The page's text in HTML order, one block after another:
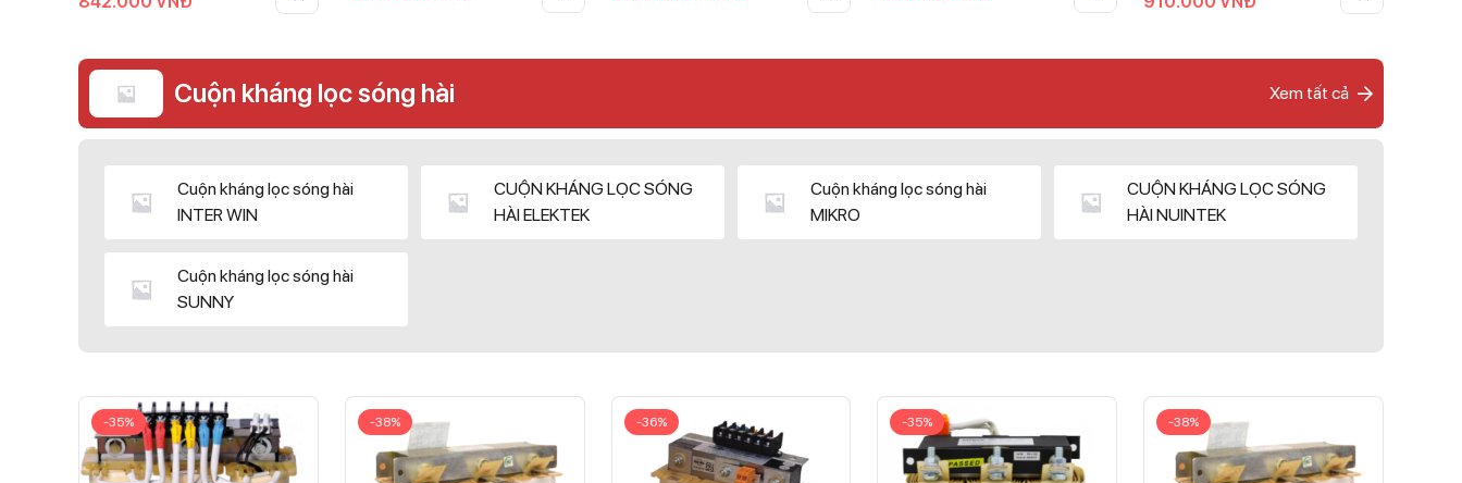
Cuộn kháng lọc sóng hài Xem tất cả
Cuộn kháng lọc sóng hài
INTER WIN
CUỘN KHÁNG LỌC SÓNG
HÀI ELEKTEK
Cuộn kháng lọc sóng hài
MIKRO
CUỘN KHÁNG LỌC SÓNG
HÀI NUINTEK
Cuộn kháng lọc sóng hài
SUNNY
-35% -38% -36% -35% -38%